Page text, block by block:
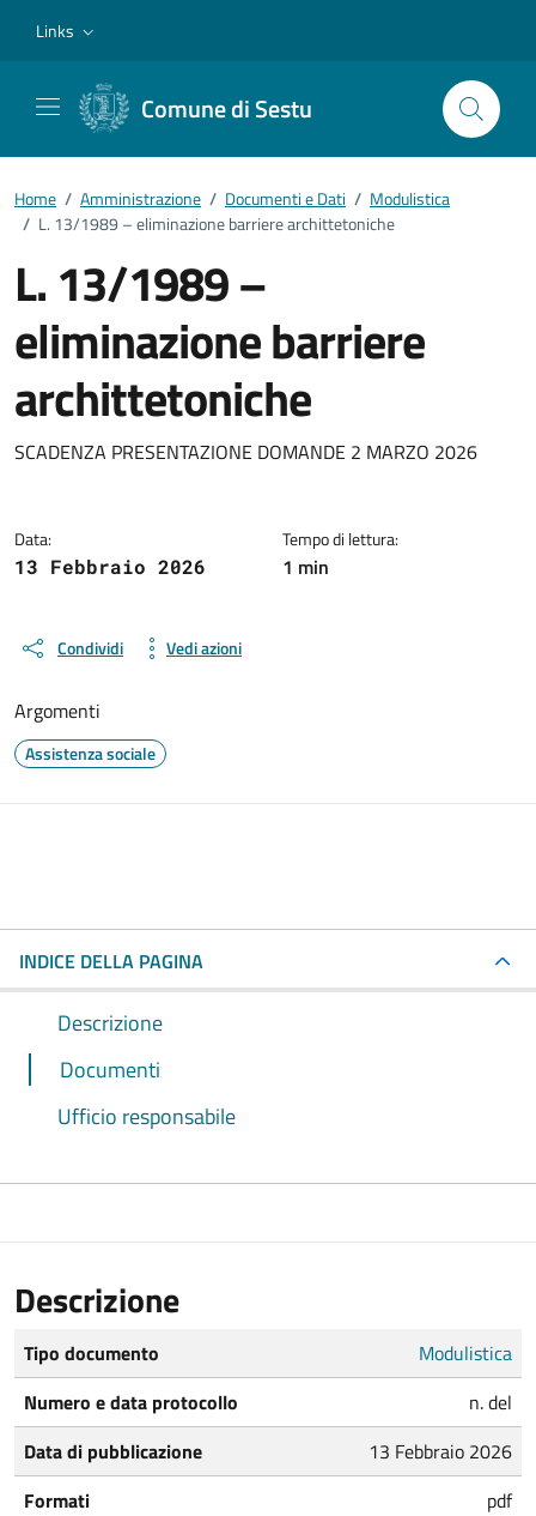
Links
Comune di Sestu
Home / Amministrazione / Documenti e Dati / Modulistica
/ L. 13/1989 – eliminazione barriere archittetoniche
L. 13/1989 –
eliminazione barriere
archittetoniche
Dettagli del documento
SCADENZA PRESENTAZIONE DOMANDE 2 MARZO 2026
Data:
13 Febbraio 2026
Tempo di lettura:
1 min
Condividi Vedi azioni
Argomenti
Assistenza sociale
INDICE DELLA PAGINA
Descrizione
Documenti
Ufficio responsabile
Descrizione
Tipo documento
Modulistica
Numero e data protocollo
n. del
Data di pubblicazione
13 Febbraio 2026
Formati
pdf